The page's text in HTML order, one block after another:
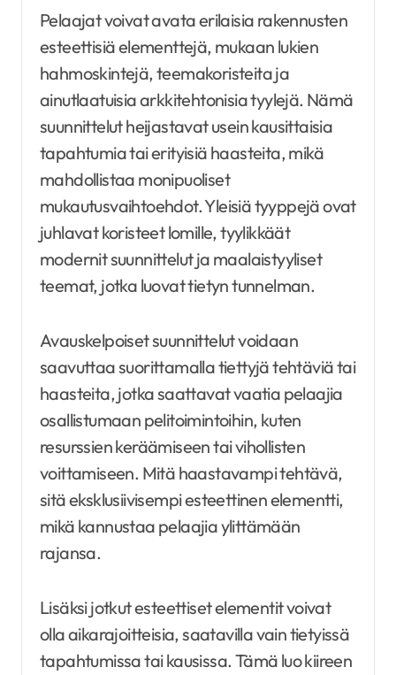
Pelaajat voivat avata erilaisia rakennusten
esteettisiä elementtejä, mukaan lukien
hahmoskintejä, teemakoristeita ja
ainutlaatuisia arkkitehtonisia tyylejä. Nämä
suunnittelut heijastavat usein kausittaisia
tapahtumia tai erityisiä haasteita, mikä
mahdollistaa monipuoliset
mukautusvaihtoehdot. Yleisiä tyyppejä ovat
juhlavat koristeet lomille, tyylikkäät
modernit suunnittelut ja maalaistyyliset
teemat, jotka luovat tietyn tunnelman.
Avauskelpoiset suunnittelut voidaan
saavuttaa suorittamalla tiettyjä tehtäviä tai
haasteita, jotka saattavat vaatia pelaajia
osallistumaan pelitoimintoihin, kuten
resurssien keräämiseen tai vihollisten
voittamiseen. Mitä haastavampi tehtävä,
sitä eksklusiivisempi esteettinen elementti,
mikä kannustaa pelaajia ylittämään
rajansa.
Lisäksi jotkut esteettiset elementit voivat
olla aikarajoitteisia, saatavilla vain tietyissä
tapahtumissa tai kausissa. Tämä luo kiireen